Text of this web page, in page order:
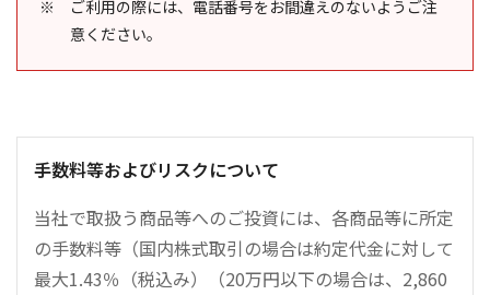
ご利用の際には、電話番号をお間違えのないようご注
意ください。
手数料等およびリスクについて
当社で取扱う商品等へのご投資には、各商品等に所定
の手数料等（国内株式取引の場合は約定代金に対して
最大1.43％（税込み）（20万円以下の場合は、2,860